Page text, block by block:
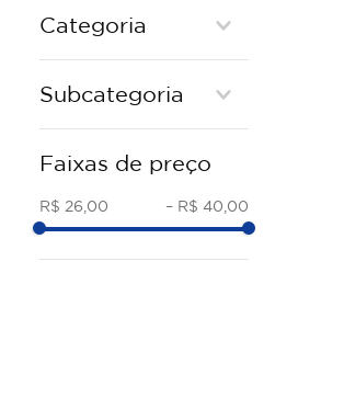
Categoria
Subcategoria
CER 45X45 AC
CER 32X45 AC
Faixas de preço
R$ 26,00 – R$ 40,00